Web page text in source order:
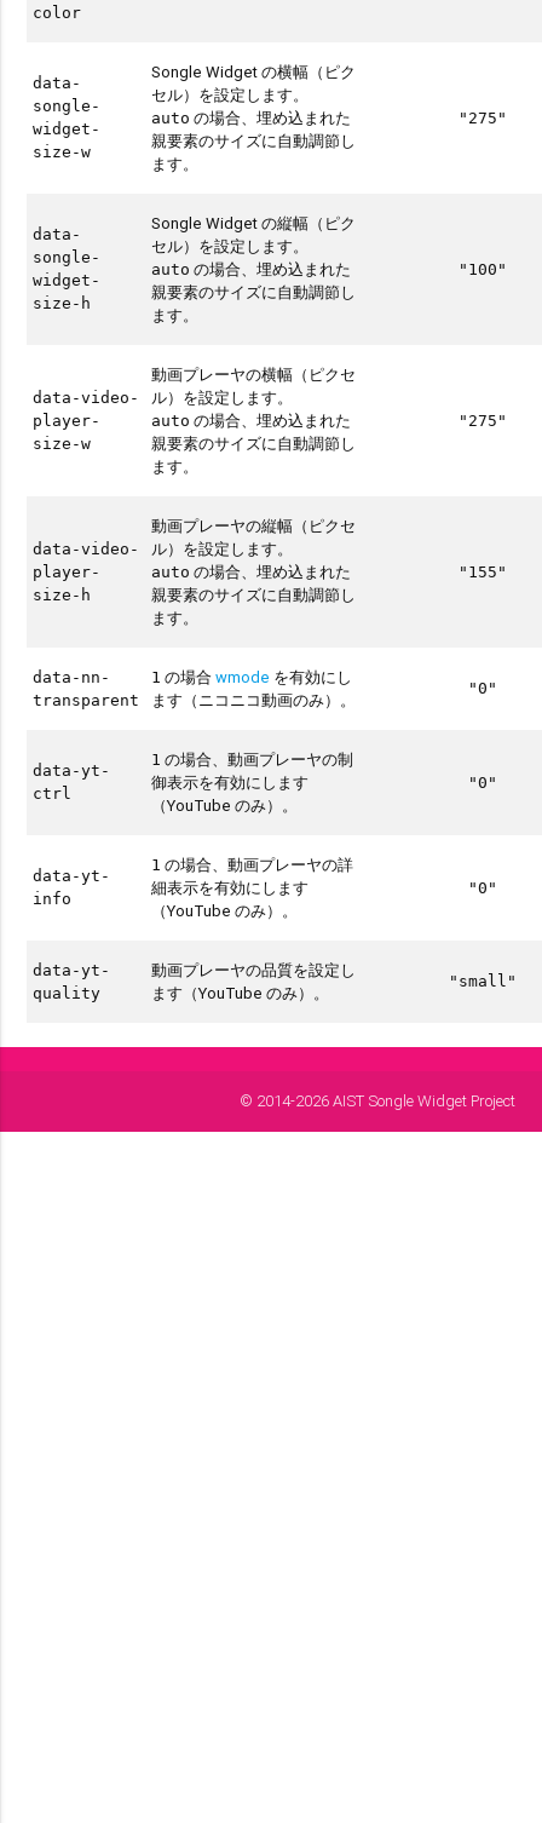
color
data-
songle-
widget-
size-w
Songle Widget の横幅（ピク
セル）を設定します。
auto の場合、埋め込まれた
親要素のサイズに自動調節し
ます。
"275"
data-
songle-
widget-
size-h
Songle Widget の縦幅（ピク
セル）を設定します。
auto の場合、埋め込まれた
親要素のサイズに自動調節し
ます。
"100"
data-video-
player-
size-w
動画プレーヤの横幅（ピクセ
ル）を設定します。
auto の場合、埋め込まれた
親要素のサイズに自動調節し
ます。
"275"
data-video-
player-
size-h
動画プレーヤの縦幅（ピクセ
ル）を設定します。
auto の場合、埋め込まれた
親要素のサイズに自動調節し
ます。
"155"
data-nn-
transparent
1 の場合wmode を有効にし
ます（ニコニコ動画のみ）。
"0"
data-yt-
ctrl
1 の場合、動画プレーヤの制
御表示を有効にします
（YouTube のみ）。
"0"
data-yt-
info
1 の場合、動画プレーヤの詳
細表示を有効にします
（YouTube のみ）。
"0"
data-yt-
quality
動画プレーヤの品質を設定し
ます（YouTube のみ）。
"small"
© 2014-2026 AIST Songle Widget Project